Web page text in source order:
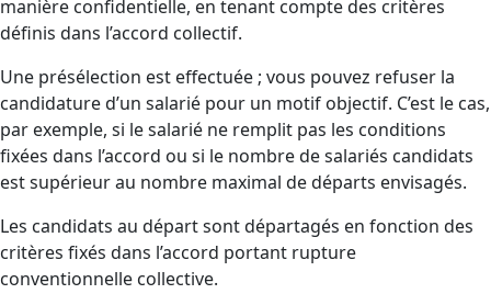
manière confidentielle, en tenant compte des critères
définis dans l’accord collectif.
Une présélection est effectuée ; vous pouvez refuser la
candidature d’un salarié pour un motif objectif. C’est le cas,
par exemple, si le salarié ne remplit pas les conditions
fixées dans l’accord ou si le nombre de salariés candidats
est supérieur au nombre maximal de départs envisagés.
Les candidats au départ sont départagés en fonction des
critères fixés dans l’accord portant rupture
conventionnelle collective.